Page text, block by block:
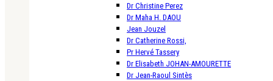
Dr Christine Perez
Dr Maha H. DAOU
Jean Jouzel
Dr Catherine Rossi,
Pr Hervé Tassery
Dr Elisabeth JOHAN-AMOURETTE
Dr Jean-Raoul Sintès